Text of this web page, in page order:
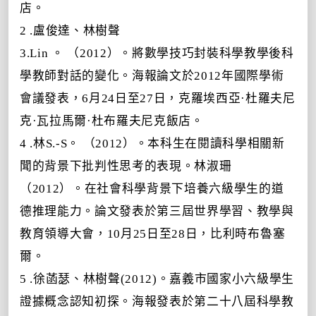
店。
2 .盧俊達、林樹聲
3.Lin
。 （2012）。將數學技巧封裝科學教學後科
學教師對話的變化。海報論文於2012年國際學術
會議發表，6月 24日至27日，克羅埃西亞·杜羅夫尼
克·瓦拉馬爾·杜布羅夫尼克飯店。
4 .林S.-S。 （2012）。本科生在閱讀科學相關新
聞的背景下批判性思考的表現。林淑珊
（2012）。在社會科學背景下培養六級學生的道
德推理能力。論文發表於第三屆世界學習、教學與
教育領導大會， 10 月 25日至28日，比利時布魯塞
爾 。
5 .徐菡瑟、林樹聲(2012)。嘉義市國家小六級學生
證據概念認知初探。海報發表於第二十八屆科學教